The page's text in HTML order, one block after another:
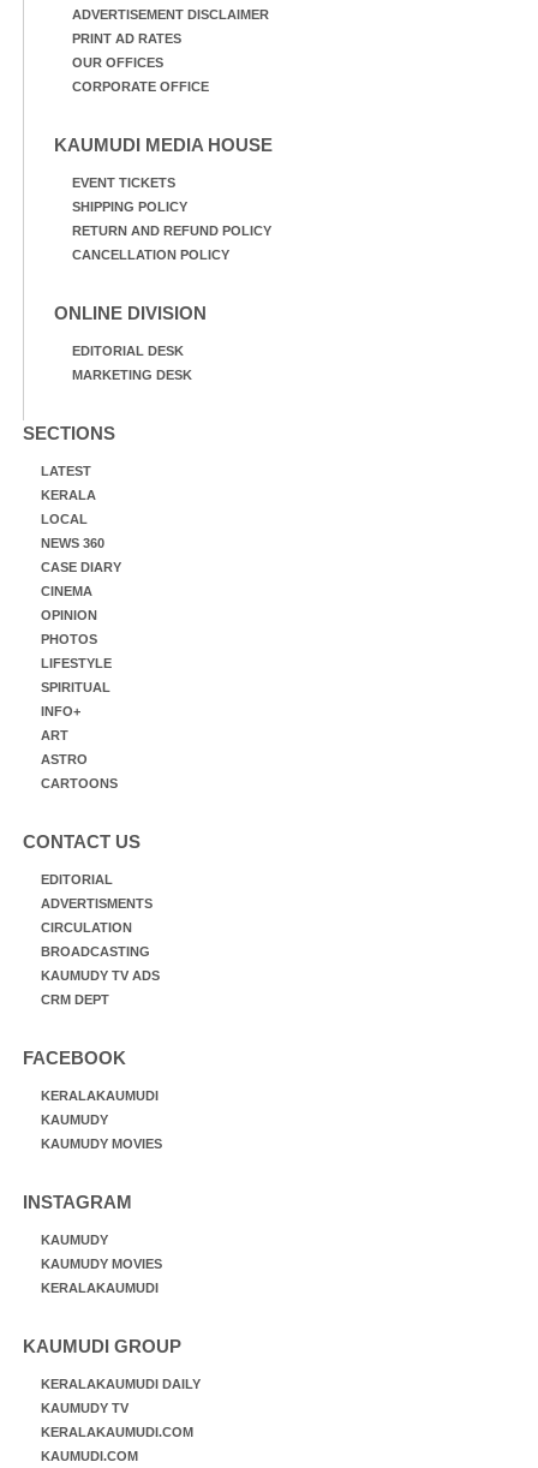
ADVERTISEMENT DISCLAIMER
PRINT AD RATES
OUR OFFICES
CORPORATE OFFICE
KAUMUDI MEDIA HOUSE
EVENT TICKETS
SHIPPING POLICY
RETURN AND REFUND POLICY
CANCELLATION POLICY
ONLINE DIVISION
EDITORIAL DESK
MARKETING DESK
SECTIONS
LATEST
KERALA
LOCAL
NEWS 360
CASE DIARY
CINEMA
OPINION
PHOTOS
LIFESTYLE
SPIRITUAL
INFO+
ART
ASTRO
CARTOONS
CONTACT US
EDITORIAL
ADVERTISMENTS
CIRCULATION
BROADCASTING
KAUMUDY TV ADS
CRM DEPT
FACEBOOK
KERALAKAUMUDI
KAUMUDY
KAUMUDY MOVIES
INSTAGRAM
KAUMUDY
KAUMUDY MOVIES
KERALAKAUMUDI
KAUMUDI GROUP
KERALAKAUMUDI DAILY
KAUMUDY TV
KERALAKAUMUDI.COM
KAUMUDI.COM